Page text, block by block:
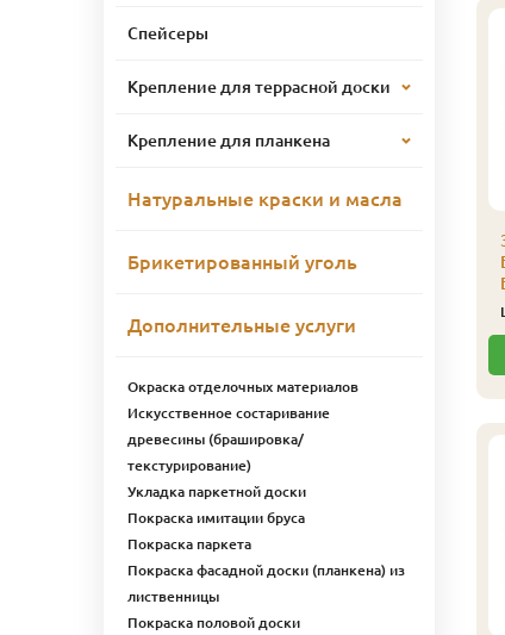
1 л 3707 Мербау
Биофа 1 л 3706
Спейсеры
Крепление для террасной доски
Крепление для планкена
Натуральные краски и масла
Брикетированный уголь
Дополнительные услуги
Окраска отделочных материалов
Искусственное состаривание
древесины (брашировка/
текстурирование)
Укладка паркетной доски
Покраска имитации бруса
Покраска паркета
Покраска фасадной доски (планкена) из
лиственницы
Покраска половой доски